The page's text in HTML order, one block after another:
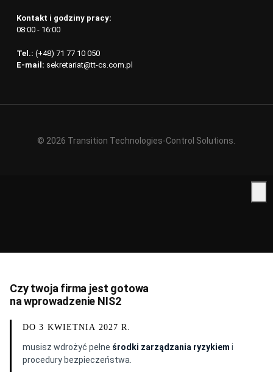
Kontakt i godziny pracy:
08:00 - 16:00
Tel.: (+48) 71 77 10 050
E-mail: sekretariat@tt-cs.com.pl
© 2026 Transition Technologies-Control Solutions.
Czy twoja firma jest gotowa
na wprowadzenie NIS2
DO 3 KWIETNIA 2027 R.
musisz wdrożyć pełne środki zarządzania ryzykiem i
procedury bezpieczeństwa.